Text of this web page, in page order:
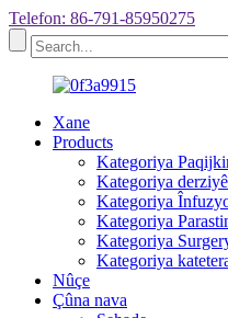
Telefon: 86-791-85950275
Xane
Products
Kategoriya
Kategoriya derziyê
Kategoriya
Kategoriya
Kategoriya
Kategoriya
Nûçe
Çûna nava